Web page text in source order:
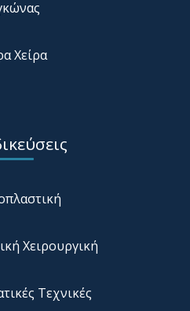
Χείρα
Χειρουργική
Τεχνικές